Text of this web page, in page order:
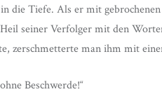
die Tiefe. Als er mit
seiner Verfolger mit den
zerschmetterte man ihm mit
Beschwerde!“